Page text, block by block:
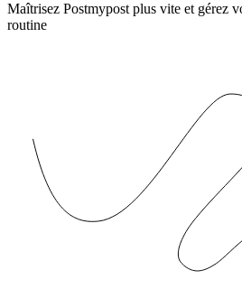
Maîtrisez Postmypost plus vite et gérez
routine